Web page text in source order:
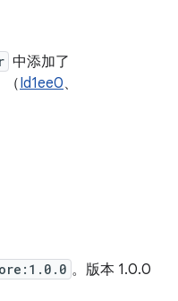
中添加了
（Id1ee0、
。版本 1.0.0